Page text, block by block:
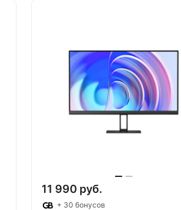
Товар под заказ
11 990 руб.
+ 30 бонусов